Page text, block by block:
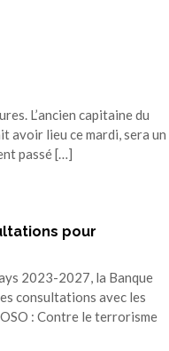
L’ancien capitaine du
avoir lieu ce mardi, sera un
passé […]
pour
2023-2027, la Banque
consultations avec les
: Contre le terrorisme